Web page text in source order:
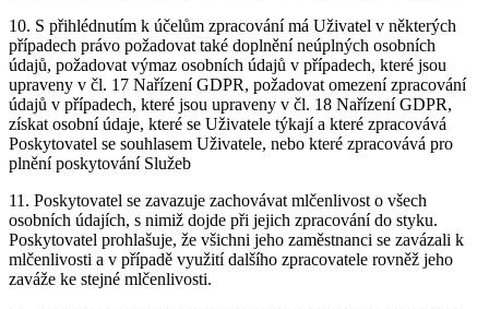
10. S přihlédnutím k účelům zpracování má Uživatel v některých
případech právo požadovat také doplnění neúplných osobních
údajů, požadovat výmaz osobních údajů v případech, které jsou
upraveny v čl. 17 Nařízení GDPR, požadovat omezení zpracování
údajů v případech, které jsou upraveny v čl. 18 Nařízení GDPR,
získat osobní údaje, které se Uživatele týkají a které zpracovává
Poskytovatel se souhlasem Uživatele, nebo které zpracovává pro
plnění poskytování Služeb
11. Poskytovatel se zavazuje zachovávat mlčenlivost o všech
osobních údajích, s nimiž dojde při jejich zpracování do styku.
Poskytovatel prohlašuje, že všichni jeho zaměstnanci se zavázali k
mlčenlivosti a v případě využití dalšího zpracovatele rovněž jeho
zaváže ke stejné mlčenlivosti.